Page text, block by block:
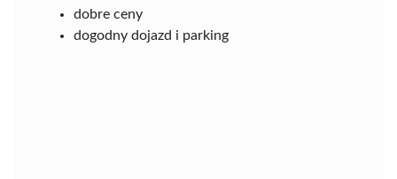
dobre ceny
dogodny dojazd i parking